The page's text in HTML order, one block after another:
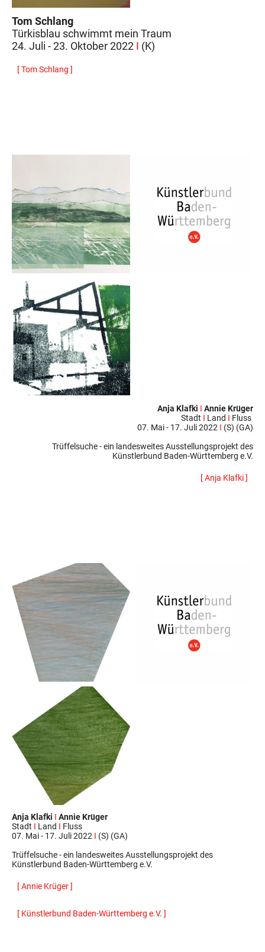
Tom Schlang
Türkisblau schwimmt mein Traum
24. Juli - 23. Oktober 2022 I (K)
[ Tom Schlang ]
Anja Klafki I Annie Krüger
Stadt I Land I Fluss
07. Mai - 17. Juli 2022 I (S) (GA)
Trüffelsuche - ein landesweites Ausstellungsprojekt des
Künstlerbund Baden-Württemberg e.V.
[ Anja Klafki ]
Anja Klafki I Annie Krüger
Stadt I Land I Fluss
07. Mai - 17. Juli 2022 I (S) (GA)
Trüffelsuche - ein landesweites Ausstellungsprojekt des
Künstlerbund Baden-Württemberg e.V.
[ Annie Krüger ]
[ Künstlerbund Baden-Württemberg e.V. ]